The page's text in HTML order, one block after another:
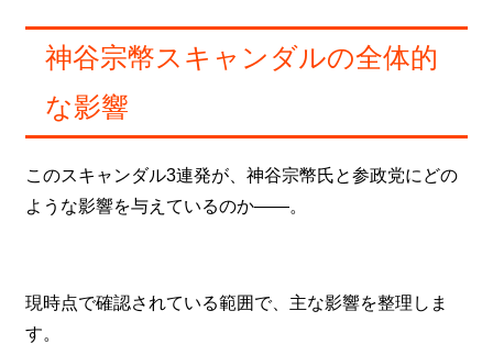
神谷宗幣スキャンダルの全体的
な影響
このスキャンダル3連発が、神谷宗幣氏と参政党にどの
ような影響を与えているのか――。
現時点で確認されている範囲で、主な影響を整理しま
す。